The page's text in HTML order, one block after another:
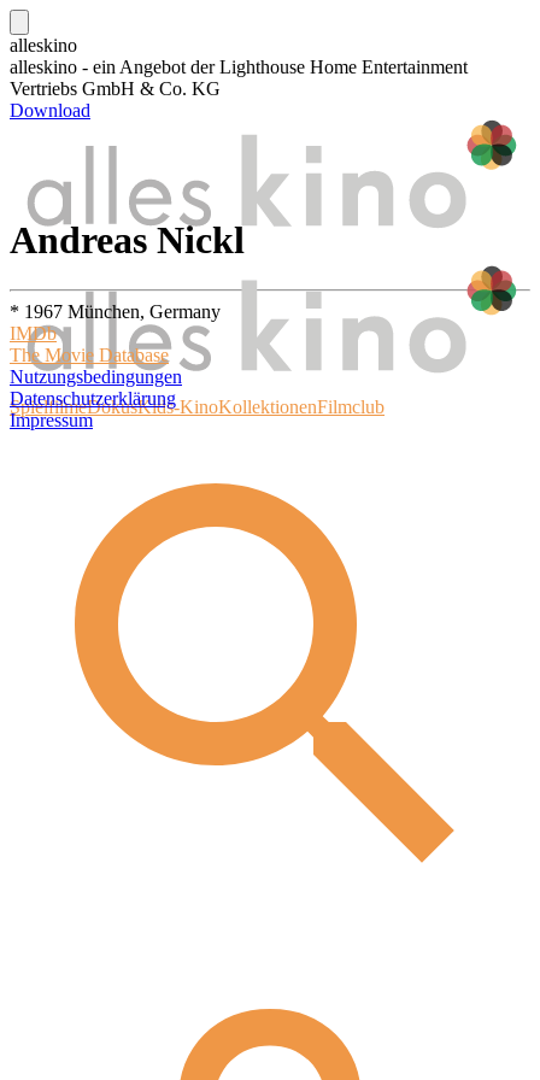
alleskino
alleskino - ein Angebot der Lighthouse Home Entertainment
Vertriebs GmbH & Co. KG
Download
SpielfilmeDokusKids-KinoKollektionenFilmclub
Andreas Nickl
* 1967 München, Germany
IMDb
The Movie Database
Nutzungsbedingungen
Datenschutzerklärung
Impressum